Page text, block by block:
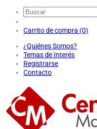
Carrito de compra (0)
¿Quiénes Somos?
Temas de Interés
Registrarse
Contacto